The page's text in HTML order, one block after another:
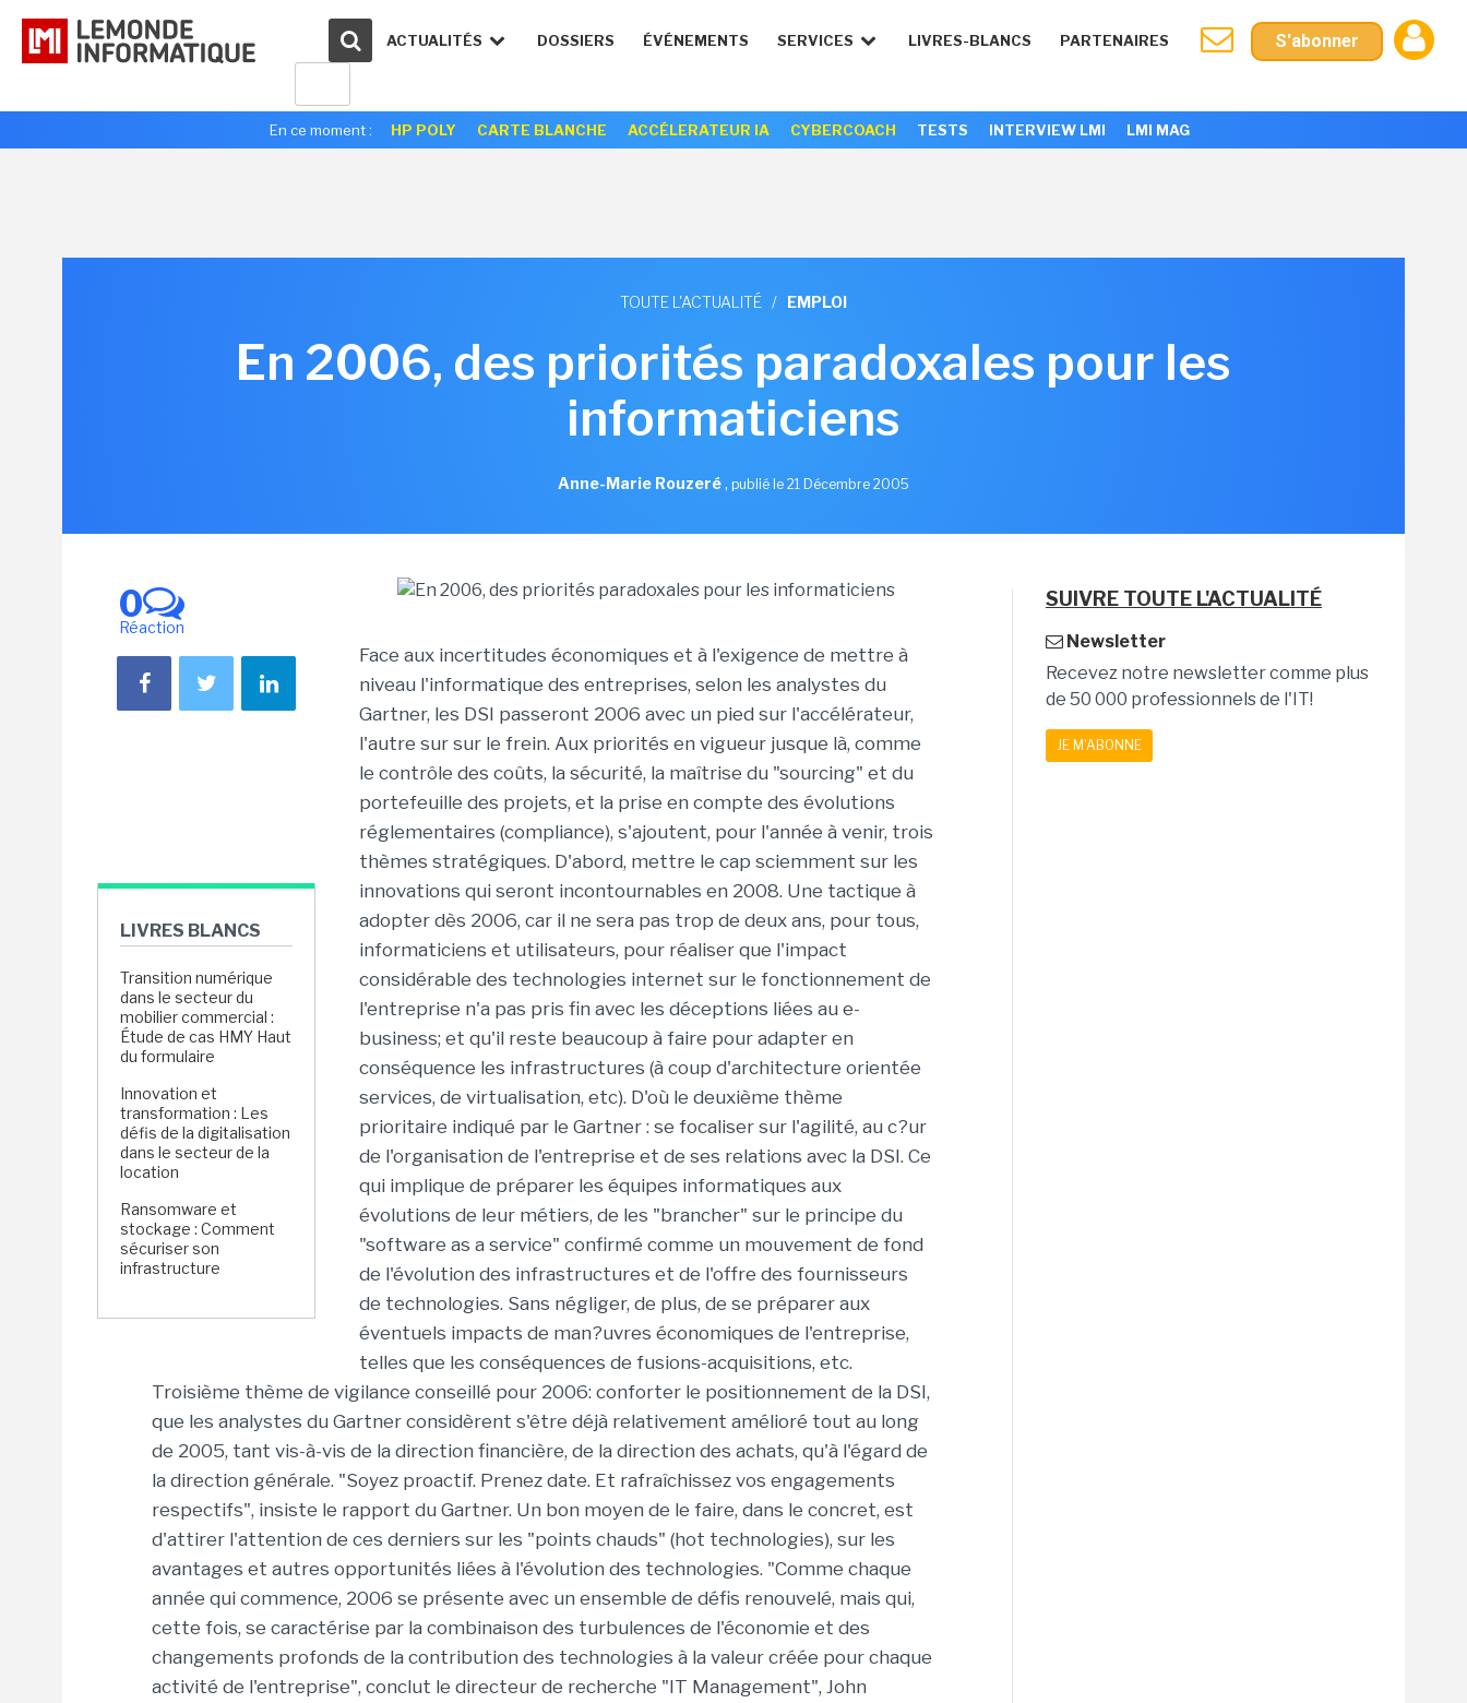
ACTUALITÉS DOSSIERS ÉVÉNEMENTS SERVICES LIVRES-BLANCS PARTENAIRES S'abonner
En ce moment : HP POLY CARTE BLANCHE ACCÉLERATEUR IA CYBERCOACH TESTS INTERVIEW LMI LMI MAG
TOUTE L'ACTUALITÉ / EMPLOI
En 2006, des priorités paradoxales pour les
informaticiens
Anne-Marie Rouzeré, publié le 21 Décembre 2005
0
Réaction
LIVRES BLANCS
Transition numérique
dans le secteur du
mobilier commercial :
Étude de cas HMY Haut
du formulaire
Innovation et
transformation : Les
défis de la digitalisation
dans le secteur de la
location
Ransomware et
stockage : Comment
sécuriser son
infrastructure
Face aux incertitudes économiques et à l'exigence de mettre à
niveau l'informatique des entreprises, selon les analystes du
Gartner, les DSI passeront 2006 avec un pied sur l'accélérateur,
l'autre sur sur le frein. Aux priorités en vigueur jusque là, comme
le contrôle des coûts, la sécurité, la maîtrise du "sourcing" et du
portefeuille des projets, et la prise en compte des évolutions
réglementaires (compliance), s'ajoutent, pour l'année à venir, trois
thèmes stratégiques. D'abord, mettre le cap sciemment sur les
innovations qui seront incontournables en 2008. Une tactique à
adopter dès 2006, car il ne sera pas trop de deux ans, pour tous,
informaticiens et utilisateurs, pour réaliser que l'impact
considérable des technologies internet sur le fonctionnement de
l'entreprise n'a pas pris fin avec les déceptions liées au e-
business; et qu'il reste beaucoup à faire pour adapter en
conséquence les infrastructures (à coup d'architecture orientée
services, de virtualisation, etc). D'où le deuxième thème
prioritaire indiqué par le Gartner : se focaliser sur l'agilité, au c?ur
de l'organisation de l'entreprise et de ses relations avec la DSI. Ce
qui implique de préparer les équipes informatiques aux
évolutions de leur métiers, de les "brancher" sur le principe du
"software as a service" confirmé comme un mouvement de fond
de l'évolution des infrastructures et de l'offre des fournisseurs
de technologies. Sans négliger, de plus, de se préparer aux
éventuels impacts de man?uvres économiques de l'entreprise,
telles que les conséquences de fusions-acquisitions, etc.
Troisième thème de vigilance conseillé pour 2006: conforter le positionnement de la DSI,
que les analystes du Gartner considèrent s'être déjà relativement amélioré tout au long
de 2005, tant vis-à-vis de la direction financière, de la direction des achats, qu'à l'égard de
la direction générale. "Soyez proactif. Prenez date. Et rafraîchissez vos engagements
respectifs", insiste le rapport du Gartner. Un bon moyen de le faire, dans le concret, est
d'attirer l'attention de ces derniers sur les "points chauds" (hot technologies), sur les
avantages et autres opportunités liées à l'évolution des technologies. "Comme chaque
année qui commence, 2006 se présente avec un ensemble de défis renouvelé, mais qui,
cette fois, se caractérise par la combinaison des turbulences de l'économie et des
changements profonds de la contribution des technologies à la valeur créée pour chaque
activité de l'entreprise", conclut le directeur de recherche "IT Management", John
SUIVRE TOUTE L'ACTUALITÉ
Newsletter
Recevez notre newsletter comme plus
de 50 000 professionnels de l'IT!
JE M'ABONNE